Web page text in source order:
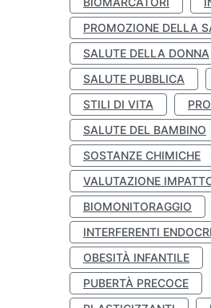
PROMOZIONE DELLA
SALUTE DELLA DONNA
SALUTE PUBBLICA
STILI DI VITA
SALUTE DEL BAMBINO
SOSTANZE CHIMICHE
VALUTAZIONE
BIOMONITORAGGIO
INTERFERENTI
OBESITÀ INFANTILE
PUBERTÀ PRECOCE